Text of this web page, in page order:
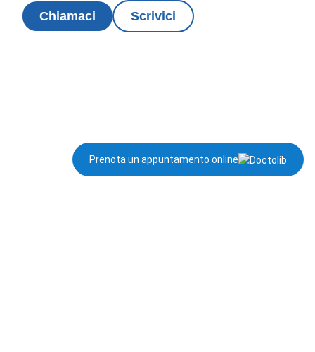
Chiamaci Scrivici
Prenota un appuntamento online